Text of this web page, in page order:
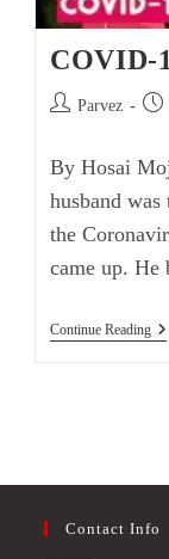
COVID-
PostParvez
By Hosai
husband
the
came up.
Continue Reading
Contact Info